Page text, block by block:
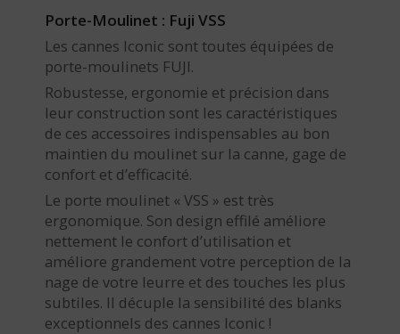
Porte-Moulinet : Fuji VSS
Les cannes Iconic sont toutes équipées de
porte-moulinets FUJI.
Robustesse, ergonomie et précision dans
leur construction sont les caractéristiques
de ces accessoires indispensables au bon
maintien du moulinet sur la canne, gage de
confort et d’efficacité.
Le porte moulinet « VSS » est très
ergonomique. Son design effilé améliore
nettement le confort d’utilisation et
améliore grandement votre perception de la
nage de votre leurre et des touches les plus
subtiles. Il décuple la sensibilité des blanks
exceptionnels des cannes Iconic !